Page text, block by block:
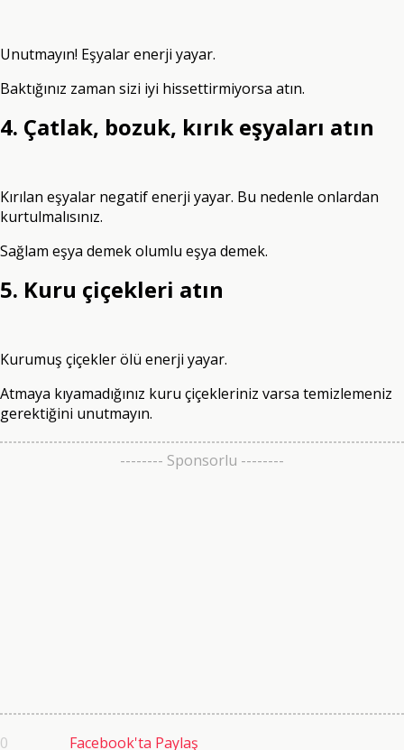
Unutmayın! Eşyalar enerji yayar.
Baktığınız zaman sizi iyi hissettirmiyorsa atın.
4. Çatlak, bozuk, kırık eşyaları atın
Kırılan eşyalar negatif enerji yayar. Bu nedenle onlardan
kurtulmalısınız.
Sağlam eşya demek olumlu eşya demek.
5. Kuru çiçekleri atın
Kurumuş çiçekler ölü enerji yayar.
Atmaya kıyamadığınız kuru çiçekleriniz varsa temizlemeniz
gerektiğini unutmayın.
-------- Sponsorlu --------
0 Facebook'ta Paylaş